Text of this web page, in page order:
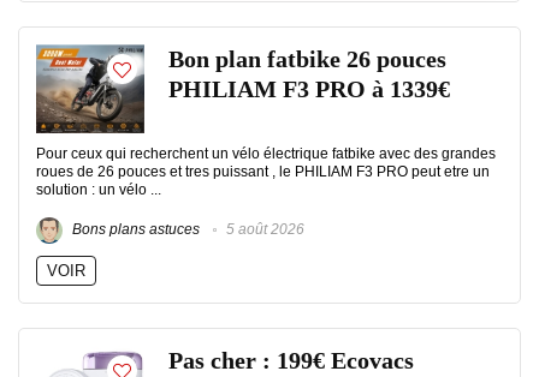
Bon plan fatbike 26 pouces
PHILIAM F3 PRO à 1339€
Pour ceux qui recherchent un vélo électrique fatbike avec des grandes
roues de 26 pouces et tres puissant , le PHILIAM F3 PRO peut etre un
solution : un vélo ...
Bons plans astuces 5 août 2026
VOIR
Pas cher : 199€ Ecovacs